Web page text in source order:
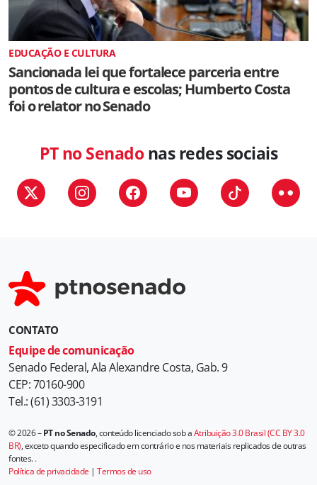
EDUCAÇÃO E CULTURA
Sancionada lei que fortalece parceria entre
pontos de cultura e escolas; Humberto Costa
foi o relator no Senado
PT no Senadonas redes sociais
CONTATO
Equipe de comunicação
Senado Federal, Ala Alexandre Costa, Gab. 9
CEP: 70160-900
Tel.: (61) 3303-3191
© 2026 –PT no Senado, conteúdo licenciado sob aAtribuição 3.0 Brasil (CC BY 3.0
BR), exceto quando especificado em contrário e nos materiais replicados de outras
fontes..
Política de privacidade | Termos de uso